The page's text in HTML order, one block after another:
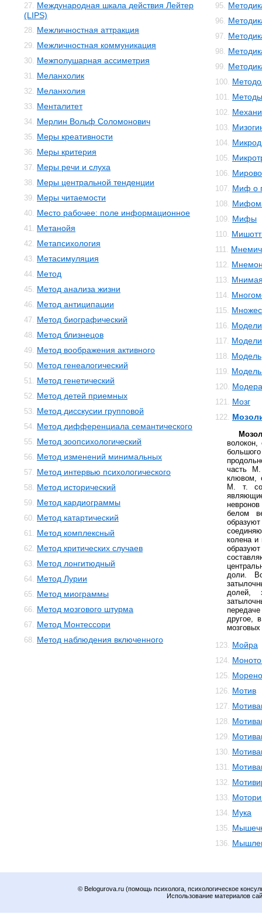
27. Международная шкала действия Лейтер
(LIPS)
28. Межличностная аттракция
29. Межличностная коммуникация
30. Межполушарная ассиметрия
31. Меланхолик
32. Меланхолия
33. Менталитет
34. Мерлин Вольф Соломонович
35. Меры креативности
36. Меры критерия
37. Меры речи и слуха
38. Меры центральной тенденции
39. Меры читаемости
40. Место рабочее: поле информационное
41. Метанойя
42. Метапсихология
43. Метасимуляция
44. Метод
45. Метод анализа жизни
46. Метод антиципации
47. Метод биографический
48. Метод близнецов
49. Метод воображения активного
50. Метод генеалогический
51. Метод генетический
52. Метод детей приемных
53. Метод дисскусии групповой
54. Метод дифференциала семантического
55. Метод зоопсихологический
56. Метод изменений минимальных
57. Метод интервью психологического
58. Метод исторический
59. Метод кардиограммы
60. Метод катартический
61. Метод комплексный
62. Метод критических случаев
63. Метод лонгитюдный
64. Метод Лурии
65. Метод миограммы
66. Метод мозгового штурма
67. Метод Монтессори
68. Метод наблюдения включенного
95.
96.
97.
98.
99.
100.
101. Методы
102.
103.
104.
105.
106.
107. Миф о
108.
109. Мифы
110.
111.
112.
113.
114.
115.
116.
117.
118. Модель
119. Модель
120.
121. Мозг
122.
часть
клювом,
М. т.
белом
колена и
доли.
долей,
другое,
123. Мойра
124.
125.
126. Мотив
127.
128.
129.
130.
131.
132.
133.
134. Мука
135.
136.
© Belogurova.ru (помощь психолога, психологическое
Использование материалов